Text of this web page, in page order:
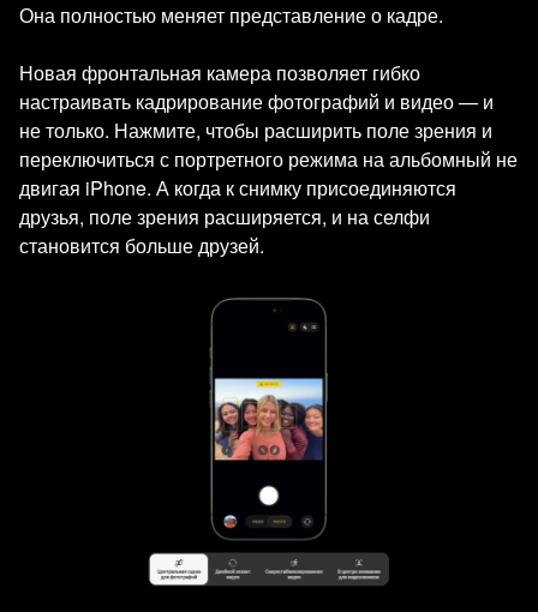
Она полностью меняет представление о кадре.
Новая фронтальная камера позволяет гибко
настраивать кадрирование фотографий и видео — и
не только. Нажмите, чтобы расширить поле зрения и
переключиться с портретного режима на альбомный не
двигая iPhone. А когда к снимку присоединяются
друзья, поле зрения расширяется, и на селфи
становится больше друзей.